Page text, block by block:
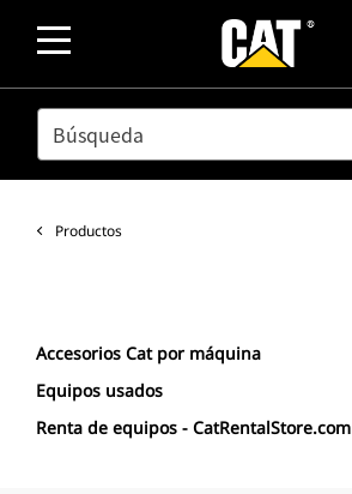
SEARCH
Productos
Accesorios Cat por máquina
Equipos usados
Renta de equipos - CatRentalStore.com